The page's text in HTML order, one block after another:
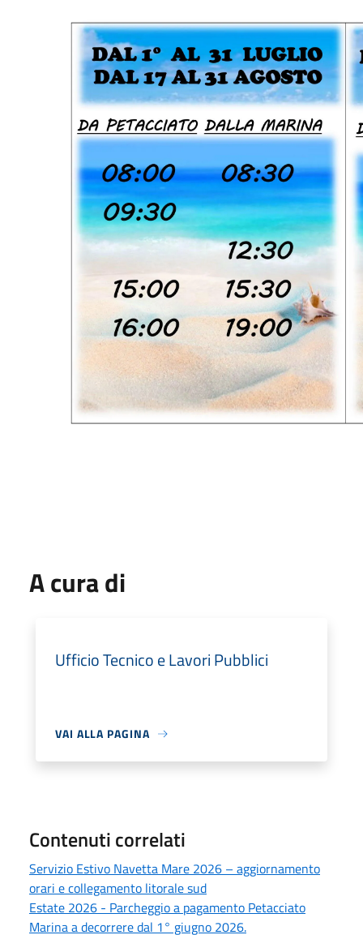
A cura di
Ufficio Tecnico e Lavori Pubblici
VAI ALLA PAGINA
Contenuti correlati
Servizio Estivo Navetta Mare 2026 – aggiornamento
orari e collegamento litorale sud
Estate 2026 - Parcheggio a pagamento Petacciato
Marina a decorrere dal 1° giugno 2026.